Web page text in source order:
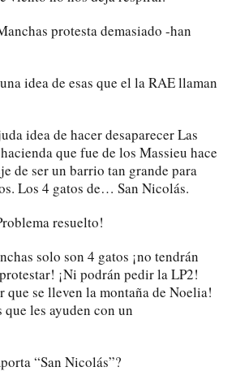
protesta demasiado -han
idea de esas que el la RAE llaman
idea de hacer desaparecer Las
que fue de los Massieu hace
de ser un barrio tan grande para
Los 4 gatos de… San Nicolás.
resuelto!
solo son 4 gatos ¡no tendrán
¡Ni podrán pedir la LP2!
que se lleven la montaña de Noelia!
les ayuden con un
“San Nicolás”?